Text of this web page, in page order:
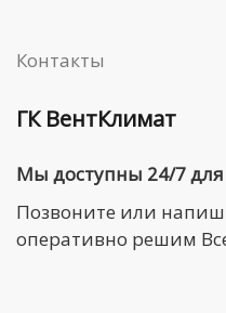
Контакты
ГК ВентКлимат
Мы доступны 24/7
Позвоните или
оперативно решим